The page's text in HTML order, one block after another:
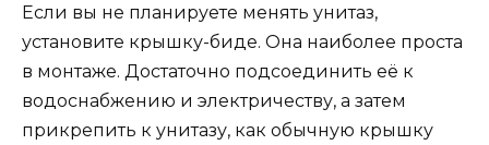
Если вы не планируете менять унитаз,
установите крышку-биде. Она наиболее проста
в монтаже. Достаточно подсоединить её к
водоснабжению и электричеству, а затем
прикрепить к унитазу, как обычную крышку